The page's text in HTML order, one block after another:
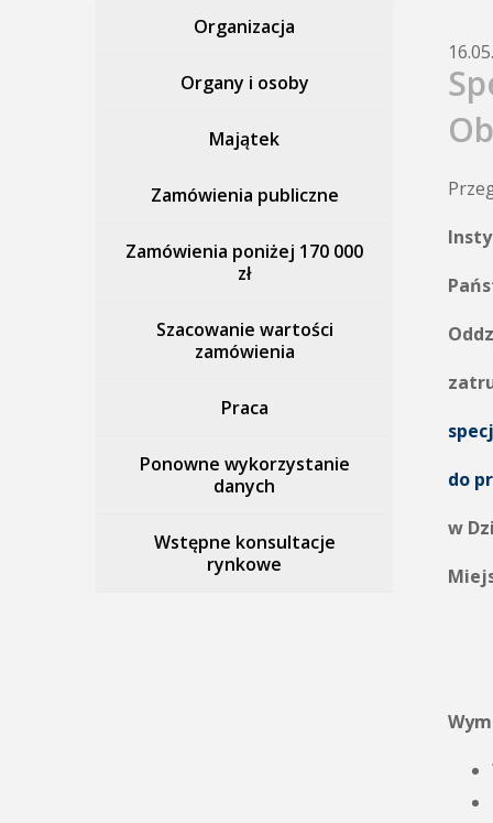
Organizacja
Organy i osoby
Majątek
Zamówienia publiczne
Zamówienia poniżej 170 000
zł
Szacowanie wartości
zamówienia
Praca
Ponowne wykorzystanie
danych
Wstępne konsultacje
rynkowe
do
w